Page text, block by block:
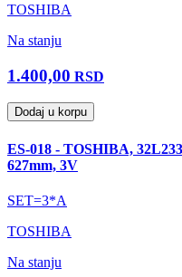
TOSHIBA
Na stanju
1.400,00 RSD
Dodaj u korpu
ES-018 - TOSHIBA,
627mm, 3V
SET=3*A
TOSHIBA
Na stanju